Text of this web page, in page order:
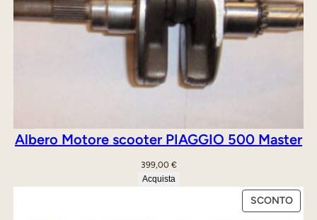
Albero Motore scooter PIAGGIO 500 Master
399,00 €
Acquista
SCONTO